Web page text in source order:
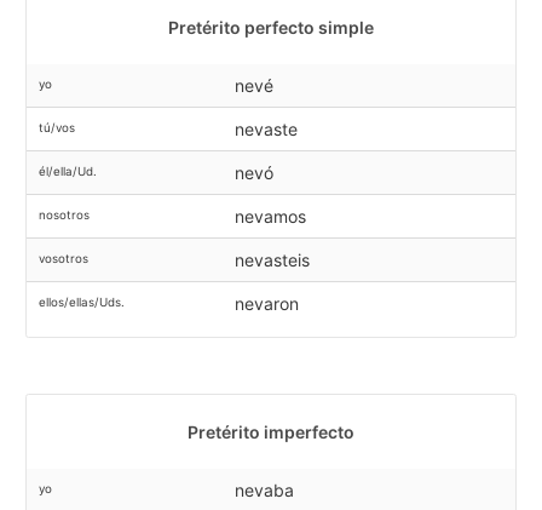
Pretérito perfecto simple
yo nevé
tú/vos nevaste
él/ella/Ud. nevó
nosotros nevamos
vosotros nevasteis
ellos/ellas/Uds. nevaron
Pretérito imperfecto
yo nevaba